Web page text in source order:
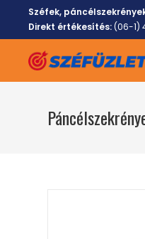
Széfek,
Direkt értékesítés:(06-1)